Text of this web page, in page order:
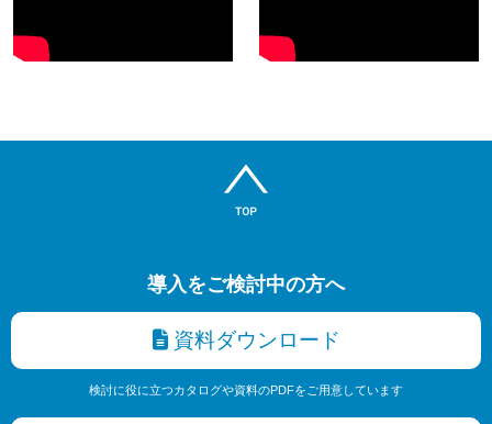
導入をご検討中の方へ
資料ダウンロード
検討に役に立つカタログや資料のPDFをご用意しています